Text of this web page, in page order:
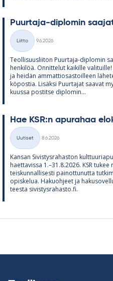
Puur­taja-diplo­min
Kategoriat
Liitto
9.6.2026
Teol­li­suus­lii­ton Puur­taja-diplo­min
hen­ki­löä. On­nit­te­lut kai­kille
ja hei­dän am­mat­tio­sas­toil­leen
kö­pos­tia. Li­säksi Puur­ta­jat saa­vat
kuussa pos­titse diplo­min...
Hae KSR:n apu­ra­haa
Kategoriat
Uutiset
8.6.2026
Kan­san Si­vis­tys­ra­has­ton
haet­ta­vissa 1.–31.8.2026. KSR
teis­kun­nal­li­sesti pai­not­tu­nutta
opis­ke­lua. Ha­kuoh­jeet ja
teesta si­vis­tys­ra­hasto.fi.